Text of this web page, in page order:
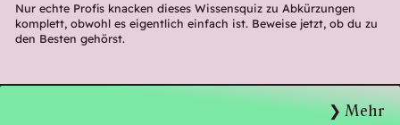
Nur echte Profis knacken dieses Wissensquiz zu Abkürzungen
komplett, obwohl es eigentlich einfach ist. Beweise jetzt, ob du zu
den Besten gehörst.
Mehr